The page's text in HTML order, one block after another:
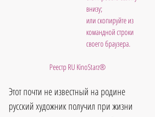
внизу;
или скопируйте из
командной строки
своего браузера.
Реестр RU KinoStarz®
Этот почти не известный на родине
русский художник получил при жизни